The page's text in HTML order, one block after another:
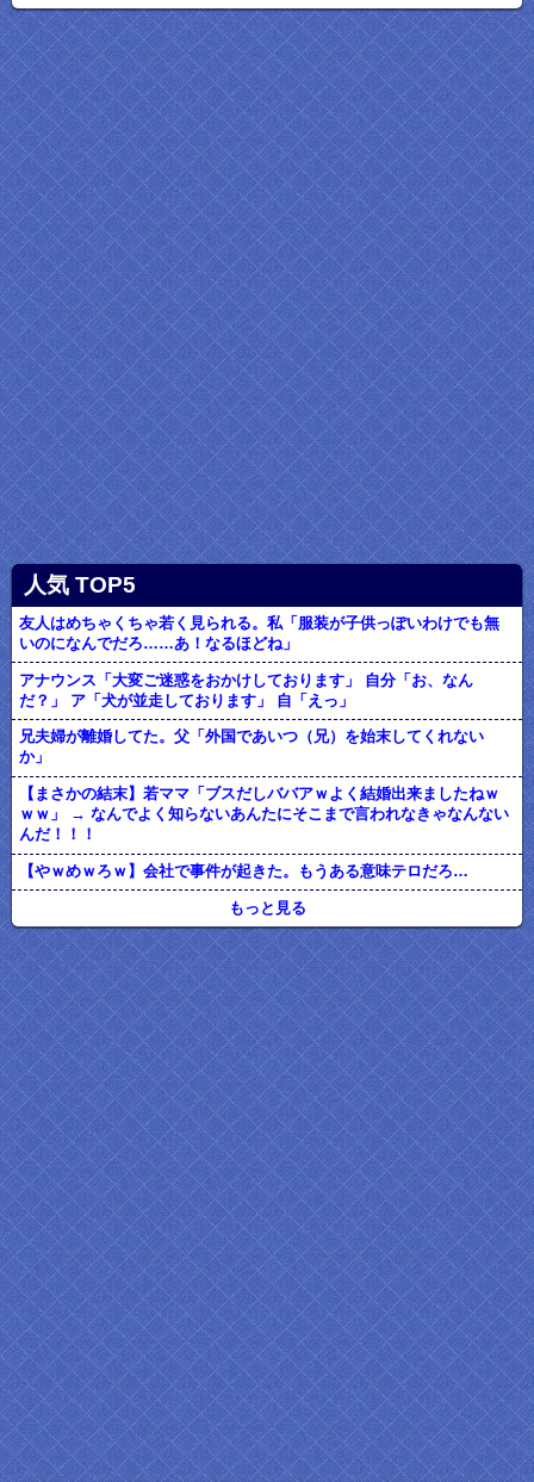
人気 TOP5
友人はめちゃくちゃ若く見られる。私「服装が子供っぽいわけでも無
いのになんでだろ……あ！なるほどね」
アナウンス「大変ご迷惑をおかけしております」 自分「お、なん
だ？」 ア「犬が並走しております」 自「えっ」
兄夫婦が離婚してた。父「外国であいつ（兄）を始末してくれない
か」
【まさかの結末】若ママ「ブスだしババアｗよく結婚出来ましたねｗ
ｗｗ」 → なんでよく知らないあんたにそこまで言われなきゃなんない
んだ！！！
【やｗめｗろｗ】会社で事件が起きた。もうある意味テロだろ…
もっと見る